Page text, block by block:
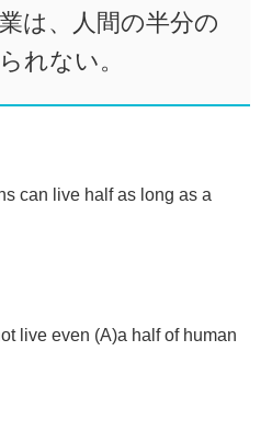
は、人間の半分の
れない。
can live half as long as a
live even (A)a half of human